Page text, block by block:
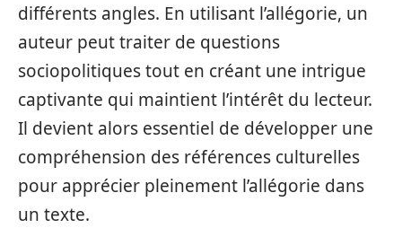
différents angles. En utilisant l’allégorie, un
auteur peut traiter de questions
sociopolitiques tout en créant une intrigue
captivante qui maintient l’intérêt du lecteur.
Il devient alors essentiel de développer une
compréhension des références culturelles
pour apprécier pleinement l’allégorie dans
un texte.